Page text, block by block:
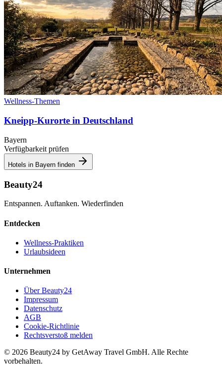
Wellness-Themen
Kneipp-Kurorte in Deutschland
Bayern
Verfügbarkeit prüfen
Hotels in Bayern finden
Beauty24
Entspannen. Auftanken. Wiederfinden
Entdecken
Wellness-Praktiken
Urlaubsideen
Unternehmen
Über Beauty24
Impressum
Datenschutz
AGB
Cookie-Richtlinie
Rechtsverstoß melden
© 2026 Beauty24 by GetAway Travel GmbH. Alle Rechte
vorbehalten.